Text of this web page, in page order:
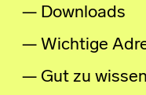
Downloads
Wichtige
Gut zu wissen